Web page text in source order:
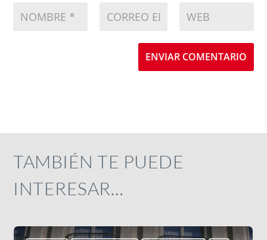
ENVIAR COMENTARIO
TAMBIÉN TE PUEDE
INTERESAR…